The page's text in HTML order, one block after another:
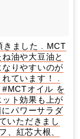
きました . MCT
油や大豆油と
りやすいのが
ています！ .
#MCTオイル を
ト効果も上が
パワーサラダ
いただきまし
、紅芯大根、